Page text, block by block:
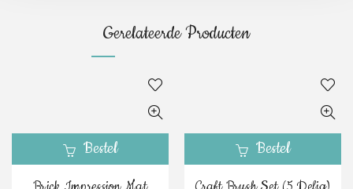
Gerelateerde Producten
Bestel Bestel